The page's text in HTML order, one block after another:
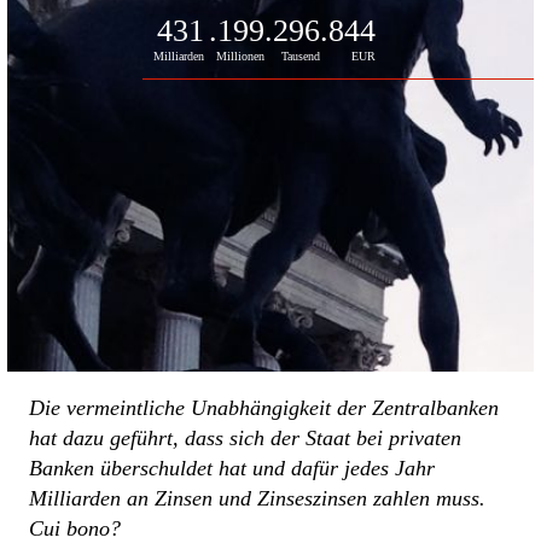
.844
EUR
.296
Tausend
.199
Millionen
431
Milliarden
Die vermeintliche Unabhängigkeit der Zentralbanken
hat dazu geführt, dass sich der Staat bei privaten
Banken überschuldet hat und dafür jedes Jahr
Milliarden an Zinsen und Zinseszinsen zahlen muss.
Cui bono?